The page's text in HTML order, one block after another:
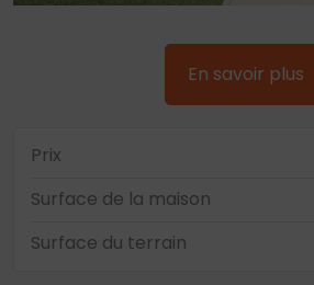
En savoir plus
Prix
Surface de la maison
Surface du terrain